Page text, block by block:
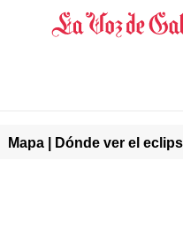
Mapa | Dónde ver el